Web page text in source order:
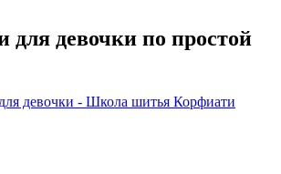
девочки по простой